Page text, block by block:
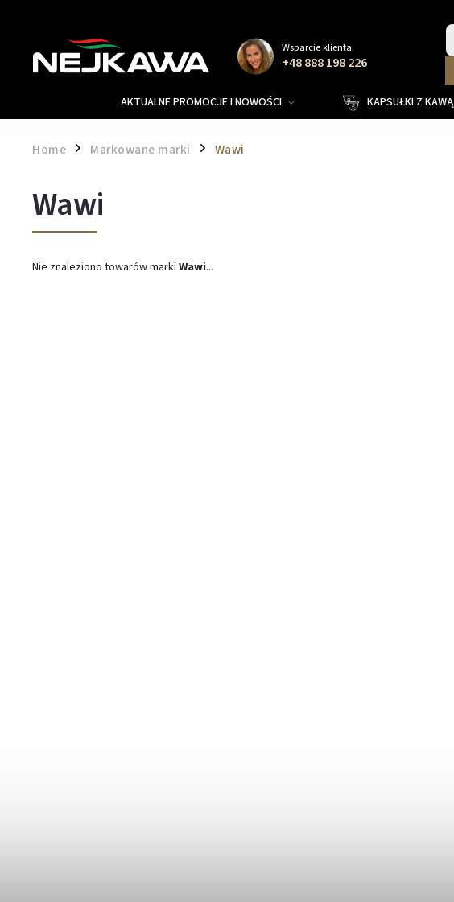
Wsparcie klienta:
+48 888 198 226
AKTUALNE PROMOCJE I NOWOŚCI KAPSUŁKI Z KAWĄ
Home / Markowane marki / Wawi
Wawi
Nie znaleziono towarów marki Wawi...